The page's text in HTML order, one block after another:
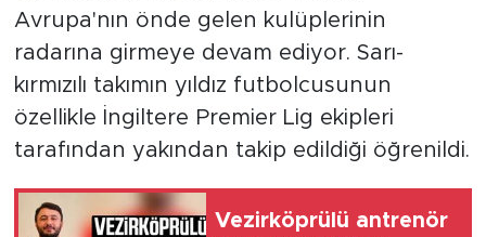
Avrupa'nın önde gelen kulüplerinin
radarına girmeye devam ediyor. Sarı-
kırmızılı takımın yıldız futbolcusunun
özellikle İngiltere Premier Lig ekipleri
tarafından yakından takip edildiği öğrenildi.
Vezirköprülü antrenör